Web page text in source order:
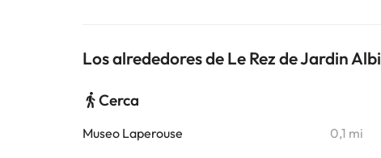
Los alrededores de Le Rez de Jardin Albi
Cerca
Museo Laperouse 0,1 mi